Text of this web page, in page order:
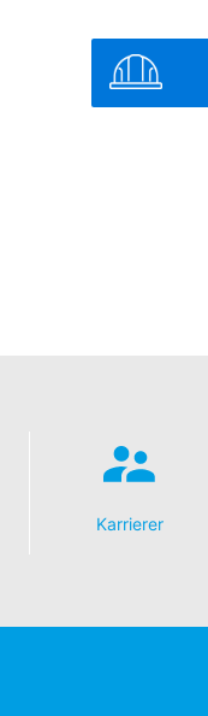
Karrierer
Cherry Ave., San Bruno,
YouTube-serveren vil
Der
intl/de/
part, vil det kun